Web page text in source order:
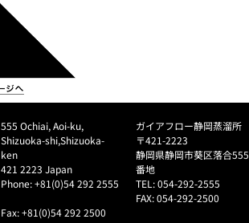
555 Ochiai, Aoi-ku,
Shizuoka-shi,Shizuoka-
ken
421 2223 Japan
Phone: +81(0)54 292 2555
Fax: +81(0)54 292 2500
ガイアフロー静岡蒸溜所
〒421-2223
静岡県静岡市葵区落合555
番地
TEL: 054-292-2555
FAX: 054-292-2500